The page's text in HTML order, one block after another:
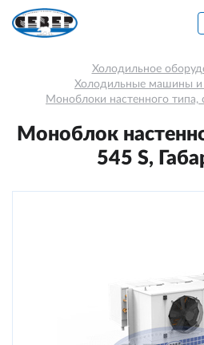
Холодильное
Холодильные машины и
Моноблоки настенного типа,
Моноблок
545 S,